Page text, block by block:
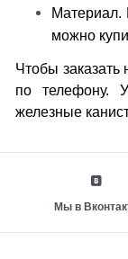
Материал.
можно
Чтобы заказать
по телефону.
железные
Мы в